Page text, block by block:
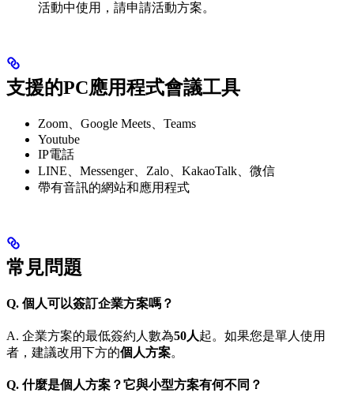
活動中使用，請申請活動方案。
支援的PC應用程式會議工具
Zoom、Google Meets、Teams
Youtube
IP電話
LINE、Messenger、Zalo、KakaoTalk、微信
帶有音訊的網站和應用程式
常見問題
Q. 個人可以簽訂企業方案嗎？
A. 企業方案的最低簽約人數為50人起。如果您是單人使用
者，建議改用下方的個人方案。
Q. 什麼是個人方案？它與小型方案有何不同？